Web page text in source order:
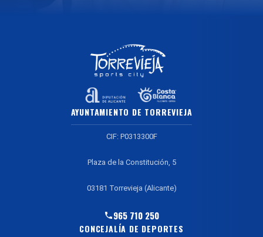
AYUNTAMIENTO DE TORREVIEJA
CIF: P0313300F
Plaza de la Constitución, 5
03181 Torrevieja (Alicante)
965 710 250
CONCEJALÍA DE DEPORTES